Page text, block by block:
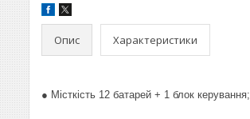
Опис Характеристики
● Місткість 12 батарей + 1 блок